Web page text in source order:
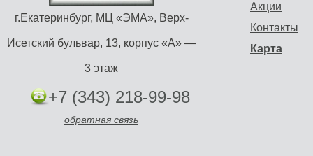
Акции
Контакты
Карта
г.Екатеринбург, МЦ «ЭМА», Верх-
Исетский бульвар, 13, корпус «А» —
3 этаж
+7 (343) 218-99-98
обратная связь